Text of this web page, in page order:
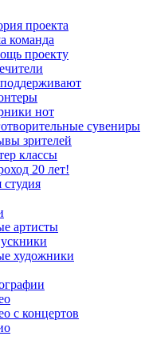
проекта
команда
проекту
нот
сувениры
зрителей
классы
20 лет!
студия
артисты
художники
с концертов